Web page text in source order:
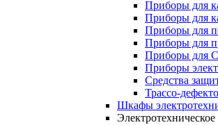
Приборы для
Приборы для
Приборы для
Приборы для
Приборы для
Приборы
Средства
Трассо-
Шкафы